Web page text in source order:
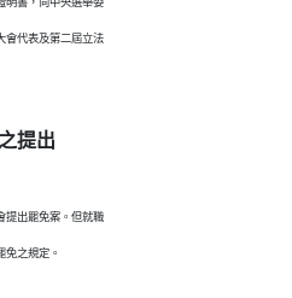
會代表及第二屆立法
提出
提出罷免案。但就職
免之規定。